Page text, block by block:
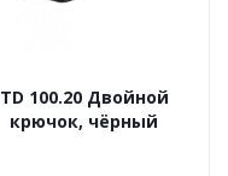
TD 100.20 Двойной
крючок, чёрный